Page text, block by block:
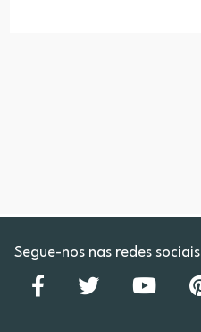
Segue-nos nas redes sociais